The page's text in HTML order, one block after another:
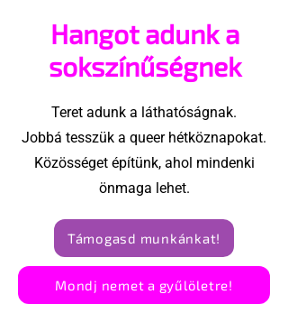
Hangot adunk a
sokszínűségnek
Teret adunk a láthatóságnak.
Jobbá tesszük a queer hétköznapokat.
Közösséget építünk, ahol mindenki
önmaga lehet.
Támogasd munkánkat!
Mondj nemet a gyűlöletre!